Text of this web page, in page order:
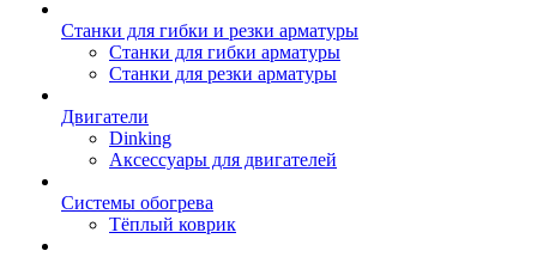
Станки для гибки и резки арматуры
Станки для гибки арматуры
Станки для резки арматуры
Двигатели
Dinking
Аксессуары для двигателей
Системы обогрева
Тёплый коврик